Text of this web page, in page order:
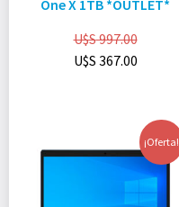
One X 1TB *OUTLET*
U$S997.00
U$S 367.00
¡Oferta!